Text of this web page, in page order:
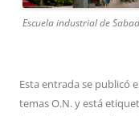
Escuela industrial de
Esta entrada se publicó
temas O.N.y está